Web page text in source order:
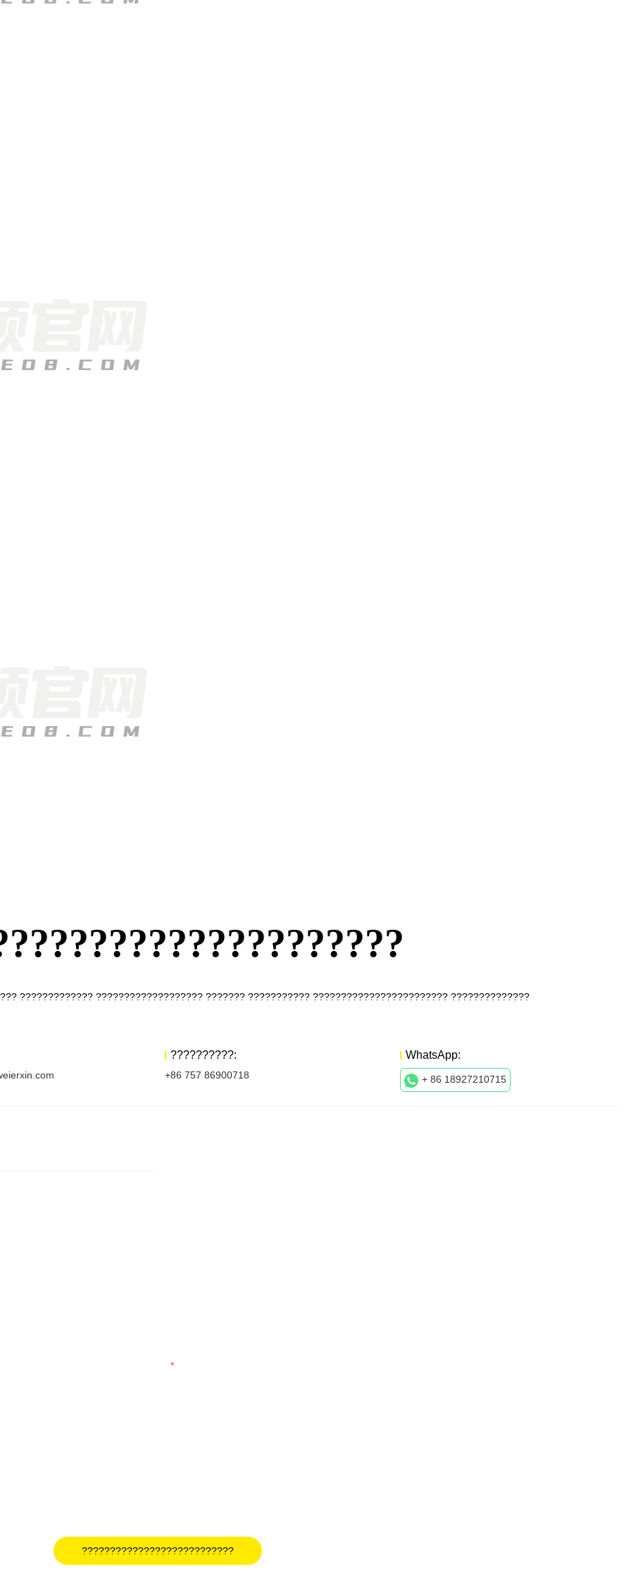
????????????? ??????????????????? ??????? ??????????? ???????????????????????? ??????????????
??????????:
+86 757 86900718
WhatsApp:
+ 86 18927210715
???????????????????????????